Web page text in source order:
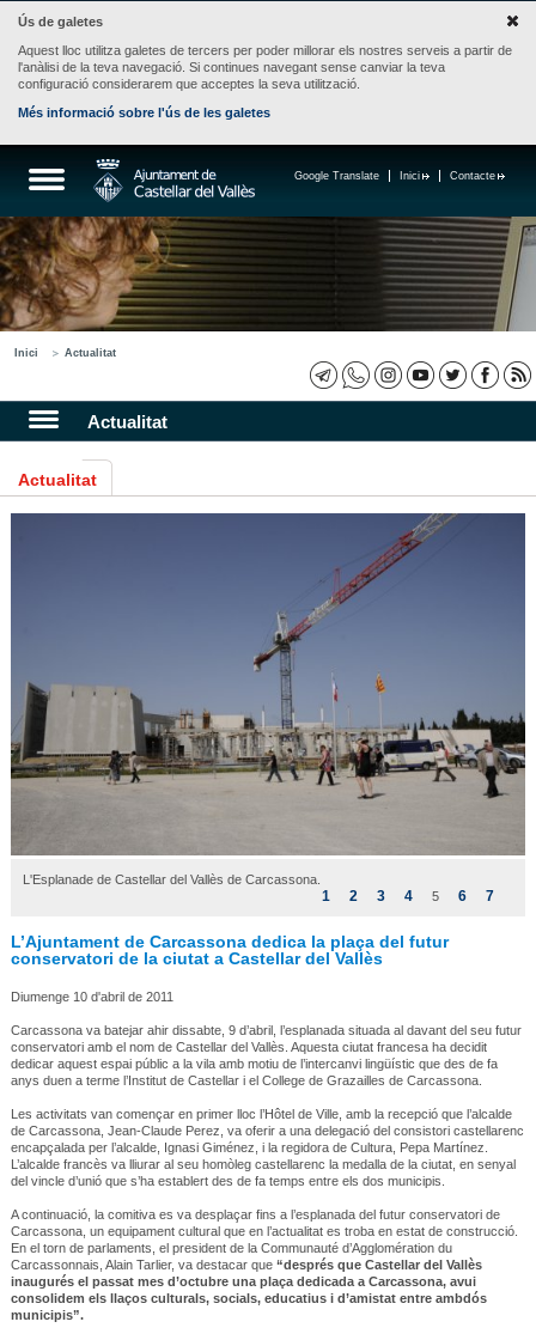
Ús de galetes
Aquest lloc utilitza galetes de tercers per poder millorar els nostres serveis a partir de
l'anàlisi de la teva navegació. Si continues navegant sense canviar la teva
configuració considerarem que acceptes la seva utilització.
Més informació sobre l'ús de les galetes
Contacte
Inici
Google Translate
Inici Actualitat
Actualitat
Actualitat
L'Esplanade de Castellar del Vallès de Carcassona.
1 2 3 4 5 6 7
L’Ajuntament de Carcassona dedica la plaça del futur
conservatori de la ciutat a Castellar del Vallès
Diumenge 10 d'abril de 2011
Carcassona va batejar ahir dissabte, 9 d’abril, l’esplanada situada al davant del seu futur
conservatori amb el nom de Castellar del Vallès. Aquesta ciutat francesa ha decidit
dedicar aquest espai públic a la vila amb motiu de l’intercanvi lingüístic que des de fa
anys duen a terme l’Institut de Castellar i el College de Grazailles de Carcassona.
Les activitats van començar en primer lloc l’Hôtel de Ville, amb la recepció que l’alcalde
de Carcassona, Jean-Claude Perez, va oferir a una delegació del consistori castellarenc
encapçalada per l’alcalde, Ignasi Giménez, i la regidora de Cultura, Pepa Martínez.
L’alcalde francès va lliurar al seu homòleg castellarenc la medalla de la ciutat, en senyal
del vincle d’unió que s’ha establert des de fa temps entre els dos municipis.
A continuació, la comitiva es va desplaçar fins a l’esplanada del futur conservatori de
Carcassona, un equipament cultural que en l’actualitat es troba en estat de construcció.
En el torn de parlaments, el president de la Communauté d’Agglomération du
Carcassonnais, Alain Tarlier, va destacar que “després que Castellar del Vallès
inaugurés el passat mes d’octubre una plaça dedicada a Carcassona, avui
consolidem els llaços culturals, socials, educatius i d’amistat entre ambdós
municipis”.